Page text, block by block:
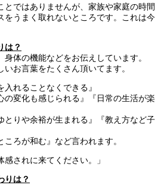
とではありませんが、家族や家庭の時間
をうまく取れないところです。これは今
は？
身体の機能などをお伝えしています。
お言葉をたくさん頂いてます。
れることなくできる』
の変化も感じられる』『日常の生活が楽
とりや余裕が生まれる』『教え方など子
ろが和む』など言われます。
されに来てください。」
りは？